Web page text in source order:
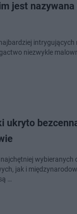
jest
niezwykle
ukryto
jak i
…